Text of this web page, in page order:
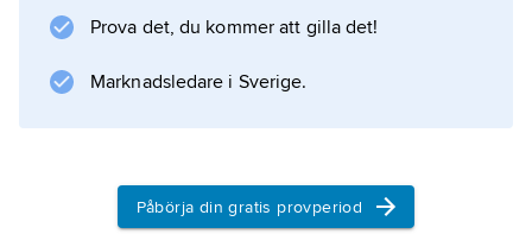
albumet
Bat Out of Hell
.
Information om artikeln
Prova det, du kommer att gilla det!
Marknadsledare i Sverige.
Påbörja din gratis provperiod